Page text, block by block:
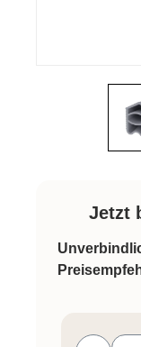
Jetzt